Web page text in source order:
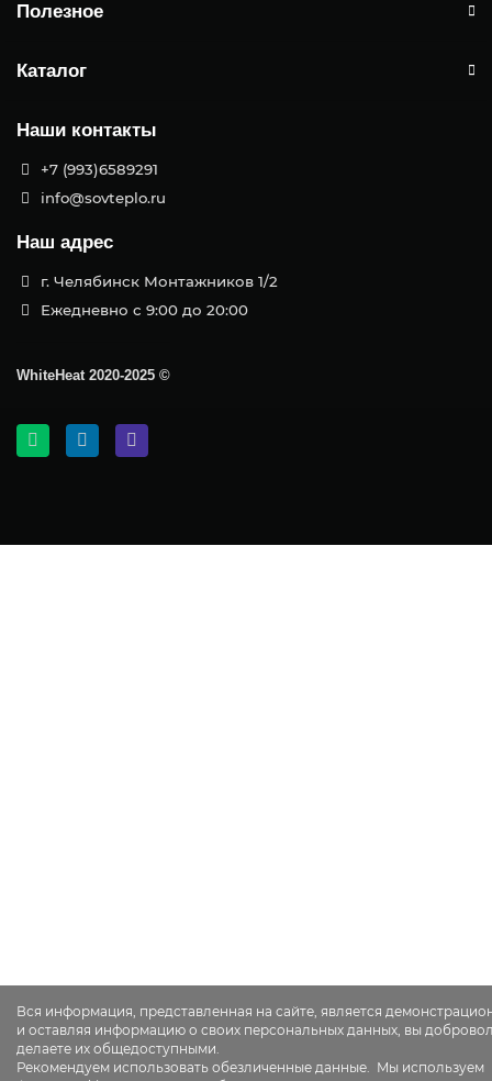
Вся информация, представленная на сайте, является
и оставляя информацию о своих персональных данных, вы
делаете их общедоступными.
Рекомендуем использовать обезличенные данные. Мы используем
Полезное
Каталог
Наши контакты
+7 (993)6589291
info@sovteplo.ru
Наш адрес
г. Челябинск Монтажников 1/2
Ежедневно с 9:00 до 20:00
WhiteHeat 2020-2025 ©